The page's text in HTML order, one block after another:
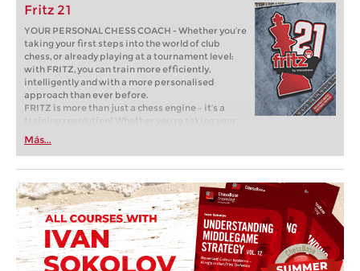
Fritz 21
YOUR PERSONAL CHESS COACH - Whether you’re
taking your first steps into the world of club
chess, or already playing at a tournament level:
with FRITZ, you can train more efficiently,
intelligently and with a more personalised
approach than ever before.
FRITZ is more than just a chess engine – it’s a
training revolution! Whether you’re taking your
first steps into the world of club chess, or already
playing at a tournament level: with FRITZ, you can
train more efficiently, intelligently and with a
more personalised approach than ever before.
Más...